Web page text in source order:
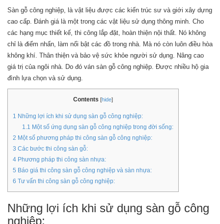
Sàn gỗ công nghiệp, là vật liệu được các kiến trúc sư và giới xây dựng
cao cấp. Đánh giá là một trong các vật liệu sử dụng thông minh. Cho
các hạng mục thiết kế, thi công lắp đặt, hoàn thiện nội thất. Nó không
chỉ là điểm nhấn, làm nổi bật các đồ trong nhà. Mà nó còn luôn điều hòa
không khí. Thân thiện và bảo vệ sức khỏe người sử dụng. Nâng cao
giá trị của ngôi nhà. Do đó ván sàn gỗ công nghiệp. Được nhiều hộ gia
đình lựa chọn và sử dụng.
Contents [hide]
1 Những lợi ích khi sử dụng sàn gỗ công nghiệp:
1.1 Một số ứng dụng sàn gỗ công nghiệp trong đời sống:
2 Một số phương pháp thi công sàn gỗ công nghiệp:
3 Các bước thi công sàn gỗ:
4 Phương pháp thi công sàn nhựa:
5 Báo giá thi công sàn gỗ công nghiệp và sàn nhựa:
6 Tư vấn thi công sàn gỗ công nghiệp:
Những lợi ích khi sử dụng sàn gỗ công
nghiệp: